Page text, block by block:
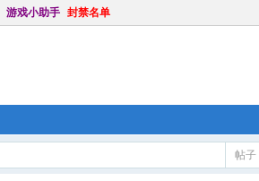
游戏小助手 封禁名单
帖子